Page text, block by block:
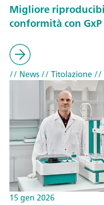
Migliore
conformità con
// News// Titolazione//
15 gen 2026